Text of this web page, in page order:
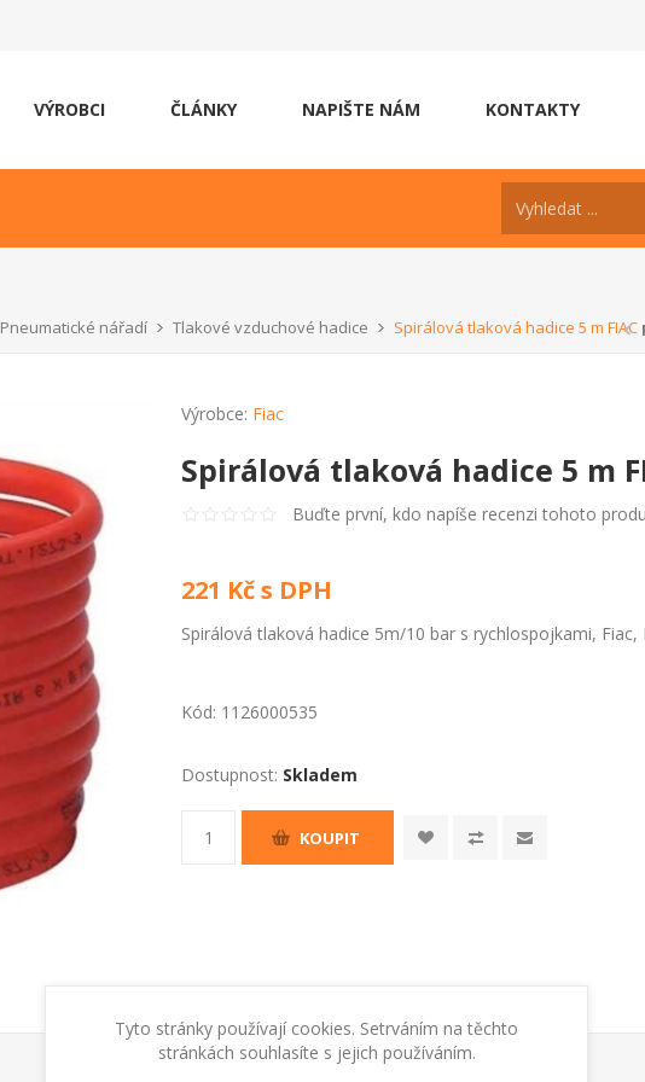
VÝROBCI ČLÁNKY NAPIŠTE NÁM KONTAKTY
Pneumatické nářadí Tlakové vzduchové hadice Spirálová tlaková hadice 5 m FIAC
Výrobce: Fiac
Spirálová tlaková hadice 5 m
Buďte první, kdo napíše recenzi tohoto
221 Kč s DPH
Spirálová tlaková hadice 5m/10 bar s rychlospojkami, Fiac,
Kód: 1126000535
Dostupnost: Skladem
KOUPIT
Tyto stránky používají cookies. Setrváním na těchto
stránkách souhlasíte s jejich používáním.